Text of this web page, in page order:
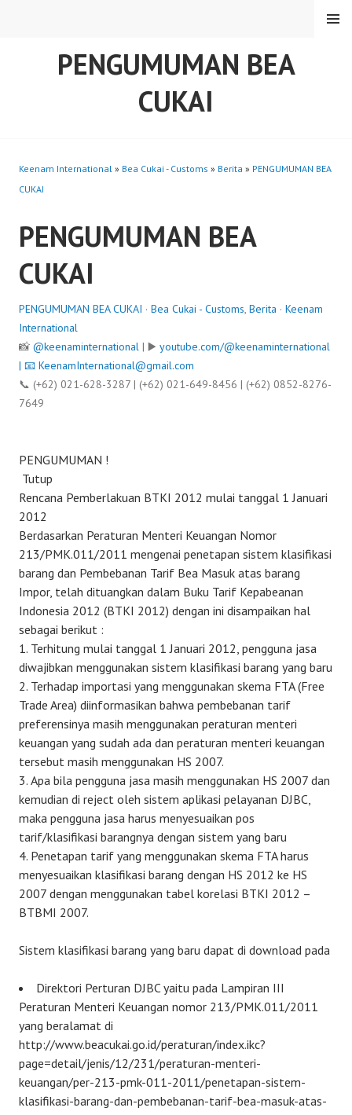
PENGUMUMAN BEA
CUKAI
MENU
Keenam International » Bea Cukai - Customs » Berita » PENGUMUMAN BEA
CUKAI
PENGUMUMAN BEA
CUKAI
PENGUMUMAN BEA CUKAI · Bea Cukai - Customs, Berita · Keenam
International
📸 @keenaminternational | ▶️ youtube.com/@keenaminternational
| 📧 KeenamInternational@gmail.com
📞 (+62) 021-628-3287 | (+62) 021-649-8456 | (+62) 0852-8276-
7649
PENGUMUMAN !
Tutup
Rencana Pemberlakuan BTKI 2012 mulai tanggal 1 Januari
2012
Berdasarkan Peraturan Menteri Keuangan Nomor
213/PMK.011/2011 mengenai penetapan sistem klasifikasi
barang dan Pembebanan Tarif Bea Masuk atas barang
Impor, telah dituangkan dalam Buku Tarif Kepabeanan
Indonesia 2012 (BTKI 2012) dengan ini disampaikan hal
sebagai berikut :
Terhitung mulai tanggal 1 Januari 2012, pengguna jasa
diwajibkan menggunakan sistem klasifikasi barang yang baru
Terhadap importasi yang menggunakan skema FTA (Free
Trade Area) diinformasikan bahwa pembebanan tarif
preferensinya masih menggunakan peraturan menteri
keuangan yang sudah ada dan peraturan menteri keuangan
tersebut masih menggunakan HS 2007.
Apa bila pengguna jasa masih menggunakan HS 2007 dan
kemudian di reject oleh sistem aplikasi pelayanan DJBC,
maka pengguna jasa harus menyesuaikan pos
tarif/klasifikasi barangnya dengan sistem yang baru
Penetapan tarif yang menggunakan skema FTA harus
menyesuaikan klasifikasi barang dengan HS 2012 ke HS
2007 dengan menggunakan tabel korelasi BTKI 2012 –
BTBMI 2007.
Sistem klasifikasi barang yang baru dapat di download pada
Direktori Perturan DJBC yaitu pada Lampiran III
Peraturan Menteri Keuangan nomor 213/PMK.011/2011
yang beralamat di
http://www.beacukai.go.id/peraturan/index.ikc?
page=detail/jenis/12/231/peraturan-menteri-
keuangan/per-213-pmk-011-2011/penetapan-sistem-
klasifikasi-barang-dan-pembebanan-tarif-bea-masuk-atas-